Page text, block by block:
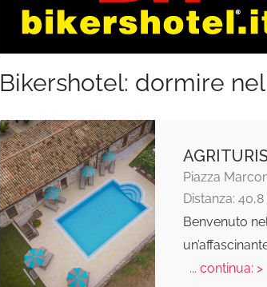
Bikershotel: dormire
Piazza
Distanza:
Benvenuto
... continua: >